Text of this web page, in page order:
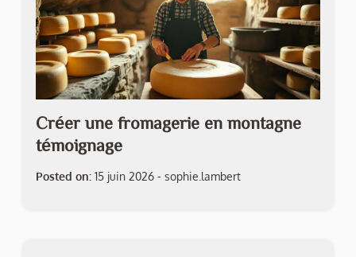
Créer une fromagerie en montagne
témoignage
Posted on: 15 juin 2026 - sophie.lambert